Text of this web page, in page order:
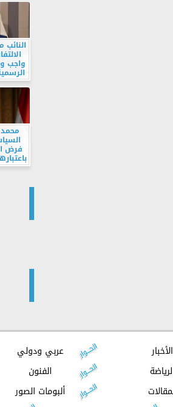
واجب
محمد
فرض
الأخبار عربي ودولي
الفنون
ألبومات الصور